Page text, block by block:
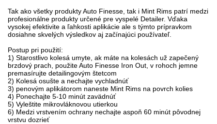
Tak ako všetky produkty Auto Finesse, tak i Mint Rims patrí medzi
profesionálne produkty určené pre vyspelé Detailer. Vďaka
vysokej efektivite a ľahkosti aplikácie ale s týmto prípravkom
dosiahne skvelých výsledkov aj začínajúci používateľ.
Postup pri použití:
1) Starostlivo kolesá umyte, ak máte na kolesách už zapečený
brzdový prach, použite Auto Finesse Iron Out, v rohoch jemne
premasírujte detailingovým štetcom
2) Kolesá osušte a nechajte vychladnúť
3) penovým aplikátorom naneste Mint Rims na povrch kolies
4) Ponechajte 5-10 minút zavädnúť
5) Vyleštite mikrovláknovou utierkou
6) Medzi vrstvením ochrany nechajte aspoň 60 minút pôvodnej
vrstvu dozrieť